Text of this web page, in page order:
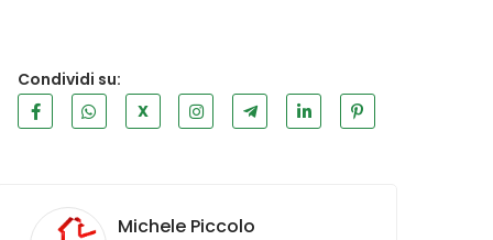
Condividi su:
X
Michele Piccolo